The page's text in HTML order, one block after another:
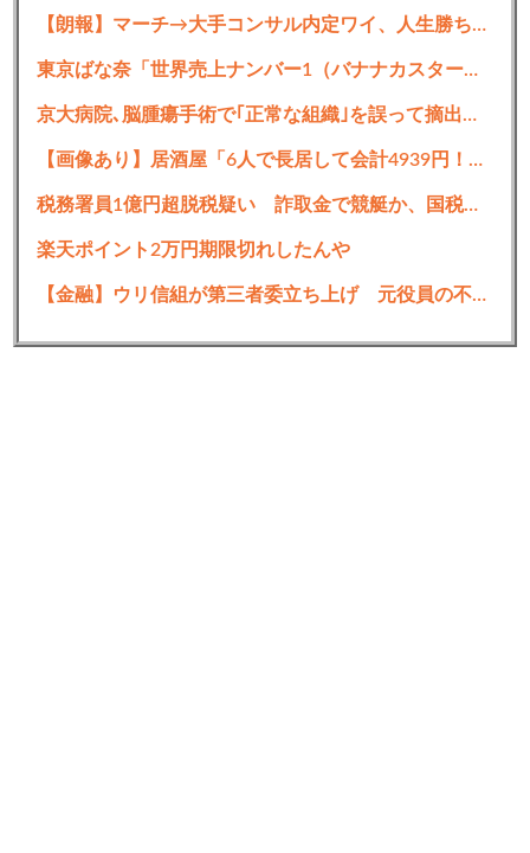
【朗報】マーチ→大手コンサル内定ワイ、人生勝ち組ロードへ
東京ばな奈「世界売上ナンバー1（バナナカスタードスポンジケーキにおいて）」←コレｗｗｗｗｗ
京大病院､脳腫瘍手術で｢正常な組織｣を誤って摘出する手術ミス 通常の生活送っていた患者が自発呼吸不能の重篤状態に
【画像あり】居酒屋「6人で長居して会計4939円！喋りたいだけなら公園に行ってくれ（怒」
税務署員1億円超脱税疑い 詐取金で競艇か、国税当局
楽天ポイント2万円期限切れしたんや
【金融】ウリ信組が第三者委立ち上げ 元役員の不正巡り調査